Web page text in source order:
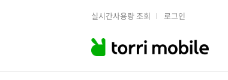
실시간사용량 조회 로그인